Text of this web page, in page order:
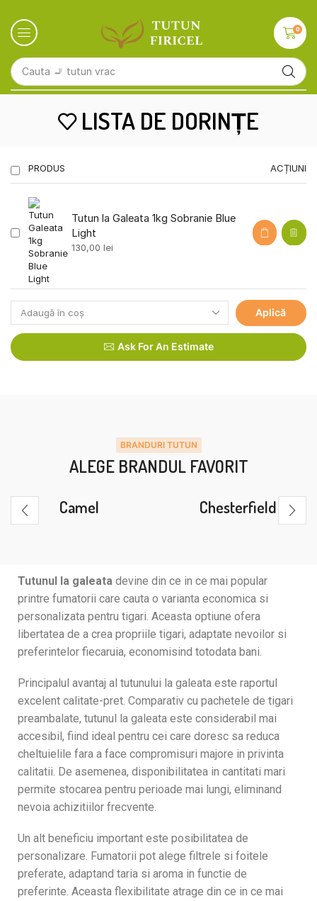
Cauta 🚬 tutun vrac
0
LISTA DE DORINȚE
PRODUS ACȚIUNI
Tutun la Galeata 1kg Sobranie Blue
Light
130,00 lei
Aplică
Ask For An Estimate
BRANDURI TUTUN
ALEGE BRANDUL FAVORIT
Camel Chesterfield
Tutunul la galeata devine din ce in ce mai popular
printre fumatorii care cauta o varianta economica si
personalizata pentru tigari. Aceasta optiune ofera
libertatea de a crea propriile tigari, adaptate nevoilor si
preferintelor fiecaruia, economisind totodata bani.
Principalul avantaj al tutunului la galeata este raportul
excelent calitate-pret. Comparativ cu pachetele de tigari
preambalate, tutunul la galeata este considerabil mai
accesibil, fiind ideal pentru cei care doresc sa reduca
cheltuielile fara a face compromisuri majore in privinta
calitatii. De asemenea, disponibilitatea in cantitati mari
permite stocarea pentru perioade mai lungi, eliminand
nevoia achizitiilor frecvente.
Un alt beneficiu important este posibilitatea de
personalizare. Fumatorii pot alege filtrele si foitele
preferate, adaptand taria si aroma in functie de
preferinte. Aceasta flexibilitate atrage din ce in ce mai